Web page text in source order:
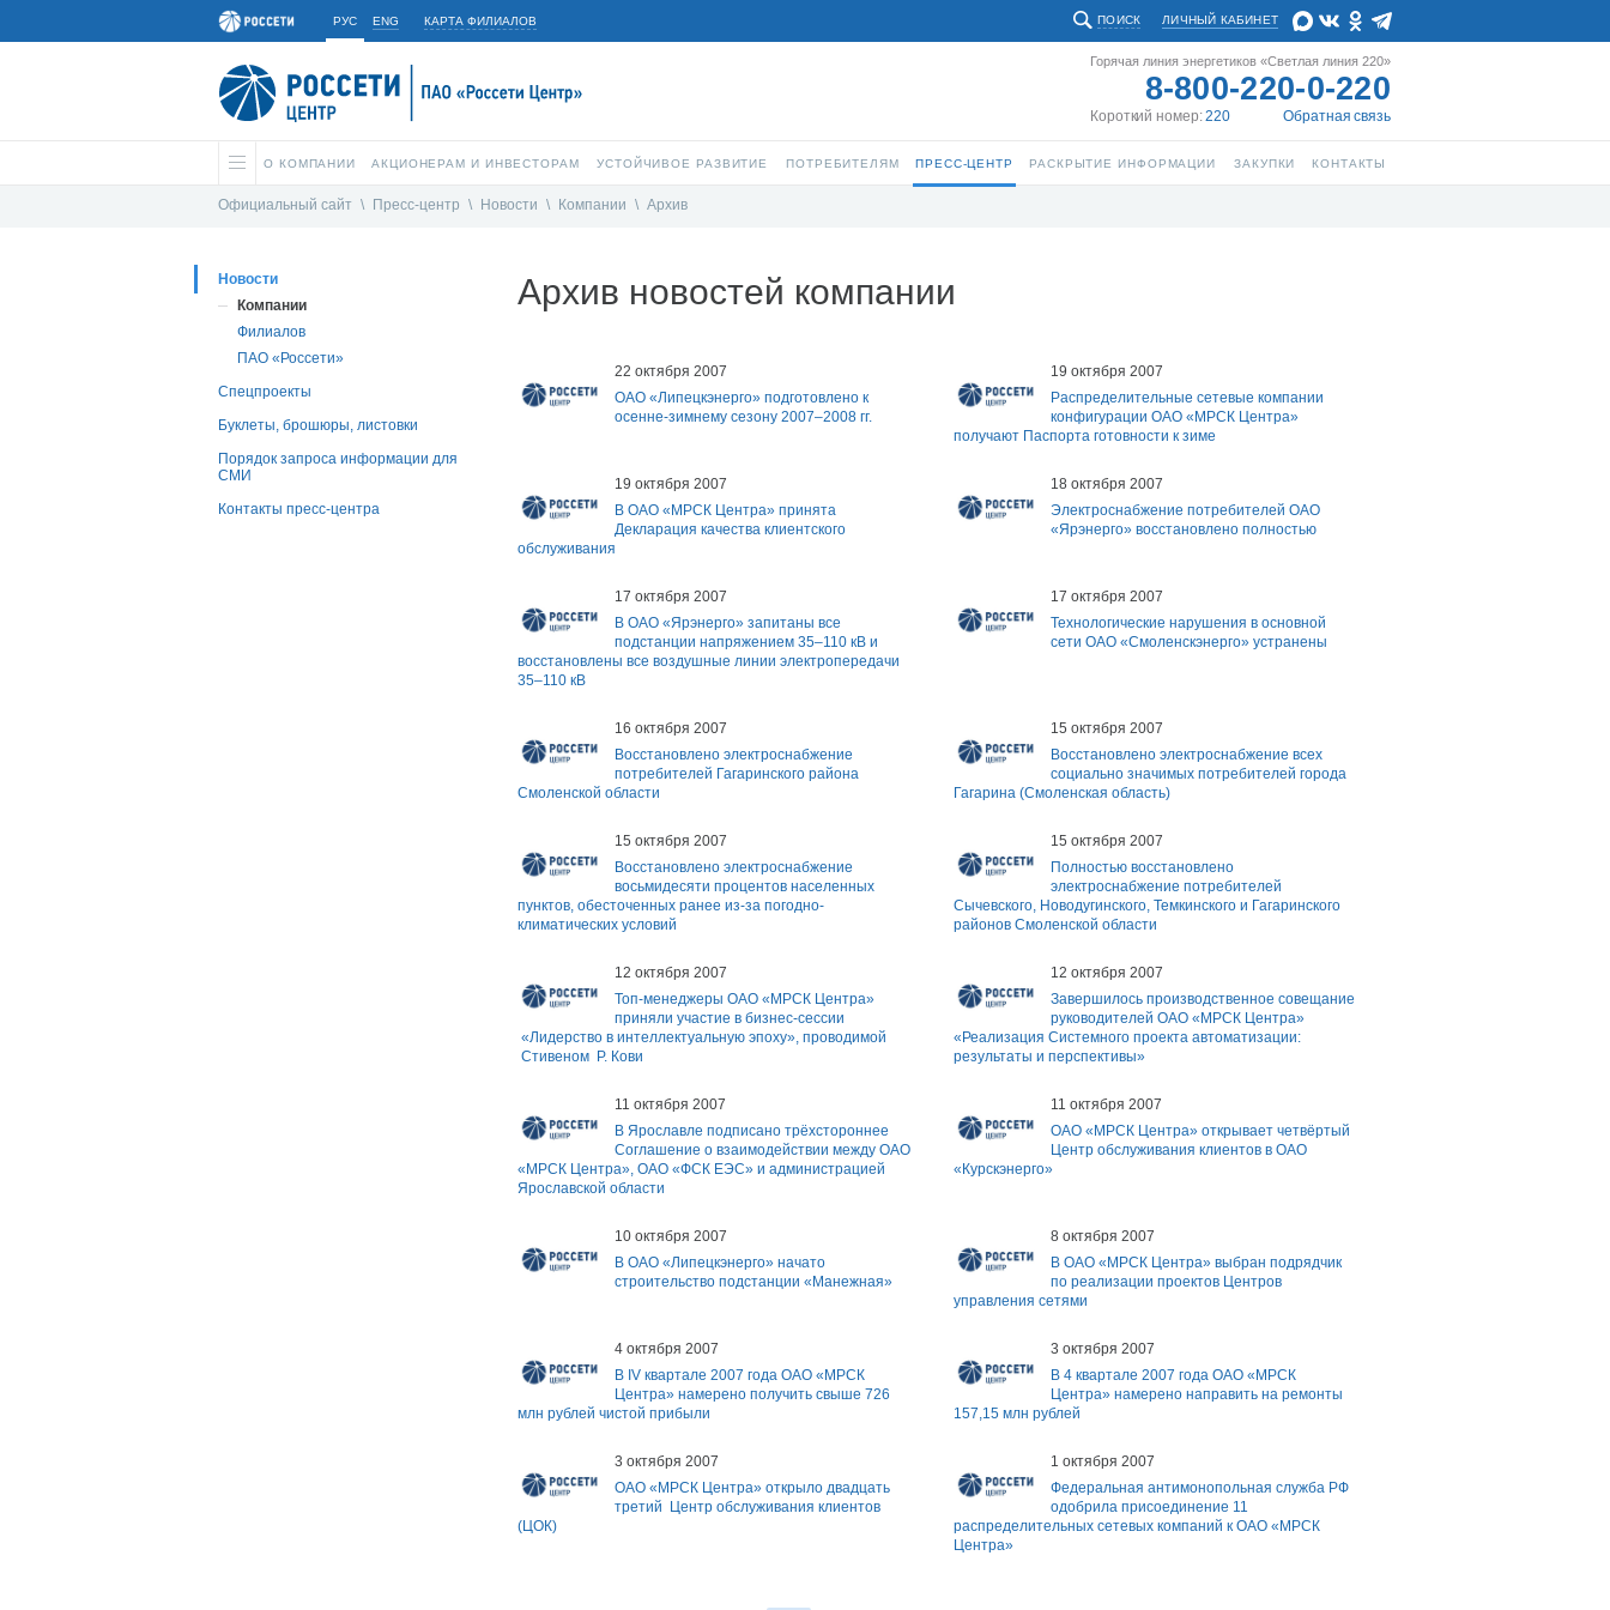
РУС ENG КАРТА ФИЛИАЛОВ ЛИЧНЫЙ КАБИНЕТ
ПОИСК
Горячая линия энергетиков «Светлая линия 220»
8-800-220-0-220
Короткий номер:220 Обратная связь
О КОМПАНИИ АКЦИОНЕРАМ И ИНВЕСТОРАМ УСТОЙЧИВОЕ РАЗВИТИЕ ПОТРЕБИТЕЛЯМ ПРЕСС-ЦЕНТР РАСКРЫТИЕ ИНФОРМАЦИИ ЗАКУПКИ КОНТАКТЫ
Официальный сайт \ Пресс-центр \ Новости \ Компании \ Архив
Новости
Компании
Филиалов
ПАО «Россети»
Спецпроекты
Буклеты, брошюры, листовки
Порядок запроса информации для
СМИ
Контакты пресс-центра
Архив новостей компании
22 октября 2007
ОАО «Липецкэнерго» подготовлено к
осенне-зимнему сезону 2007–2008 гг.
19 октября 2007
Распределительные сетевые компании
конфигурации ОАО «МРСК Центра»
получают Паспорта готовности к зиме
19 октября 2007
В ОАО «МРСК Центра» принята
Декларация качества клиентского
обслуживания
18 октября 2007
Электроснабжение потребителей ОАО
«Ярэнерго» восстановлено полностью
17 октября 2007
В ОАО «Ярэнерго» запитаны все
подстанции напряжением 35–110 кВ и
восстановлены все воздушные линии электропередачи
35–110 кВ
17 октября 2007
Технологические нарушения в основной
сети ОАО «Смоленскэнерго» устранены
16 октября 2007
Восстановлено электроснабжение
потребителей Гагаринского района
Смоленской области
15 октября 2007
Восстановлено электроснабжение всех
социально значимых потребителей города
Гагарина (Смоленская область)
15 октября 2007
Восстановлено электроснабжение
восьмидесяти процентов населенных
пунктов, обесточенных ранее из-за погодно-
климатических условий
15 октября 2007
Полностью восстановлено
электроснабжение потребителей
Сычевского, Новодугинского, Темкинского и Гагаринского
районов Смоленской области
12 октября 2007
Топ-менеджеры ОАО «МРСК Центра»
приняли участие в бизнес-сессии
«Лидерство в интеллектуальную эпоху», проводимой
Стивеном Р. Кови
12 октября 2007
Завершилось производственное совещание
руководителей ОАО «МРСК Центра»
«Реализация Системного проекта автоматизации:
результаты и перспективы»
11 октября 2007
В Ярославле подписано трёхстороннее
Соглашение о взаимодействии между ОАО
«МРСК Центра», ОАО «ФСК ЕЭС» и администрацией
Ярославской области
11 октября 2007
ОАО «МРСК Центра» открывает четвёртый
Центр обслуживания клиентов в ОАО
«Курскэнерго»
10 октября 2007
В ОАО «Липецкэнерго» начато
строительство подстанции «Манежная»
8 октября 2007
В ОАО «МРСК Центра» выбран подрядчик
по реализации проектов Центров
управления сетями
4 октября 2007
В IV квартале 2007 года ОАО «МРСК
Центра» намерено получить свыше 726
млн рублей чистой прибыли
3 октября 2007
В 4 квартале 2007 года ОАО «МРСК
Центра» намерено направить на ремонты
157,15 млн рублей
3 октября 2007
ОАО «МРСК Центра» открыло двадцать
третий Центр обслуживания клиентов
(ЦОК)
1 октября 2007
Федеральная антимонопольная служба РФ
одобрила присоединение 11
распределительных сетевых компаний к ОАО «МРСК
Центра»